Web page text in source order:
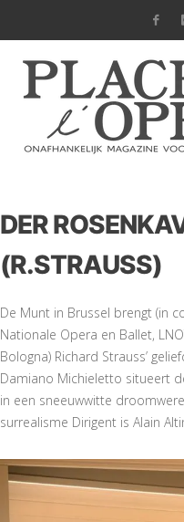
DER
(R.STRAUSS)
De Munt in Brussel brengt (in
Nationale Opera en Ballet,
Bologna) Richard Strauss’
Damiano Michieletto situeert
in een sneeuwwitte
surrealisme Dirigent is Alain